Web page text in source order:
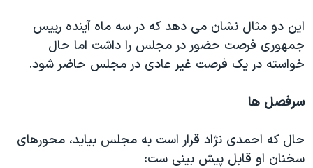
این دو مثال نشان می دهد که در سه ماه آینده رییس
جمهوری فرصت حضور در مجلس را داشت اما حال
خواسته در یک فرصت غیر عادی در مجلس حاضر شود.
سرفصل ها
حال که احمدی نژاد قرار است به مجلس بیاید، محورهای
سخنان او قابل پیش بینی ست: